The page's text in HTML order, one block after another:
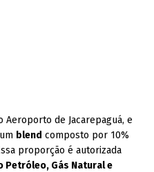
de Jacarepaguá, e
blend composto por 10%
proporção é autorizada
Petróleo, Gás Natural e